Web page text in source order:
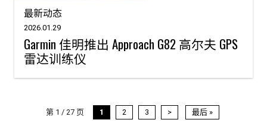
最新动态
2026.01.29
Garmin 佳明推出 Approach G82 高尔夫 GPS
雷达训练仪
第 1 / 27 页 1 2 3 > 最后 »